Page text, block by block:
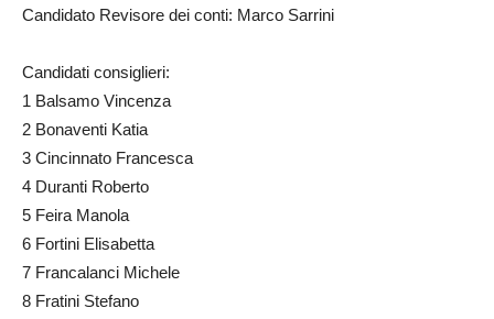
Candidato Revisore dei conti: Marco Sarrini
Candidati consiglieri:
1 Balsamo Vincenza
2 Bonaventi Katia
3 Cincinnato Francesca
4 Duranti Roberto
5 Feira Manola
6 Fortini Elisabetta
7 Francalanci Michele
8 Fratini Stefano